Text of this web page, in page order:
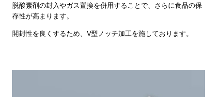
脱酸素剤の封入やガス置換を併用することで、さらに食品の保
存性が高まります。
開封性を良くするため、V型ノッチ加工を施しております。